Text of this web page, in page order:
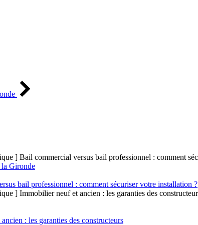
la Gironde
bail professionnel : comment sécuriser votre installation ?
: les garanties des constructeurs